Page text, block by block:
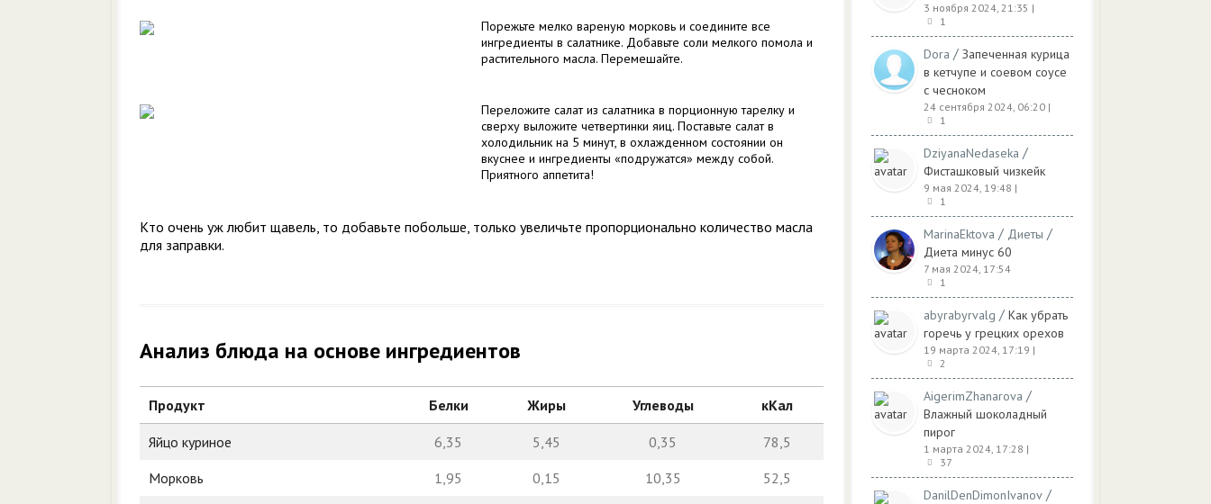
Порежьте мелко вареную морковь и соедините все
ингредиенты в салатнике. Добавьте соли мелкого помола и
растительного масла. Перемешайте.
Переложите салат из салатника в порционную тарелку и
сверху выложите четвертинки яиц. Поставьте салат в
холодильник на 5 минут, в охлажденном состоянии он
вкуснее и ингредиенты «подружатся» между собой.
Приятного аппетита!
Кто очень уж любит щавель, то добавьте побольше, только увеличьте пропорционально количество масла
для заправки.
Анализ блюда на основе ингредиентов
Продукт Белки Жиры Углеводы кКал
Яйцо куриное 6,35 5,45 0,35
78,5
Морковь
1,95 0,15 10,35
52,5
3 ноября 2024, 21:35 |
1
Dora / Запеченная курица
в кетчупе и соевом соусе
с чесноком
24 сентября 2024, 06:20 |
1
DziyanaNedaseka /
Фисташковый чизкейк
9 мая 2024, 19:48 |
1
MarinaEktova / Диеты /
Диета минус 60
7 мая 2024, 17:54
1
abyrabyrvalg / Как убрать
горечь у грецких орехов
19 марта 2024, 17:19 |
2
AigerimZhanarova /
Влажный шоколадный
пирог
1 марта 2024, 17:28 |
37
DanilDenDimonIvanov /